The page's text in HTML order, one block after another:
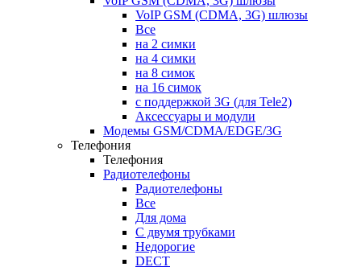
VoIP GSM (CDMA, 3G) шлюзы
Все
на 2 симки
на 4 симки
на 8 симок
на 16 симок
с поддержкой 3G (для Tele2)
Аксессуары и модули
Модемы GSM/CDMA/EDGE/3G
Телефония
Телефония
Радиотелефоны
Радиотелефоны
Все
Для дома
С двумя трубками
Недорогие
DECT